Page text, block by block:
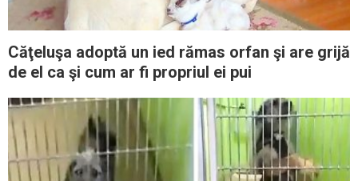
Căţeluşa adoptă un ied rămas orfan şi are grijă
de el ca şi cum ar fi propriul ei pui